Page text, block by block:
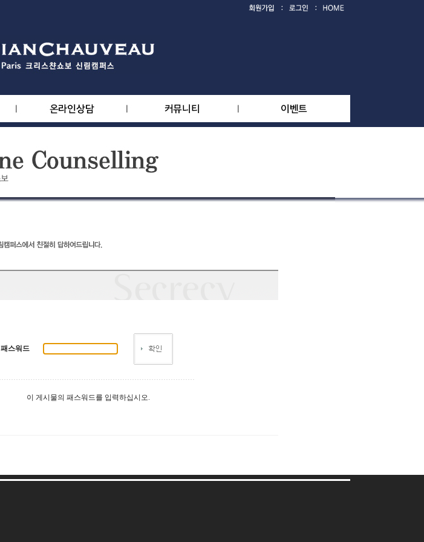
패스워드
이 게시물의 패스워드를 입력하십시오.